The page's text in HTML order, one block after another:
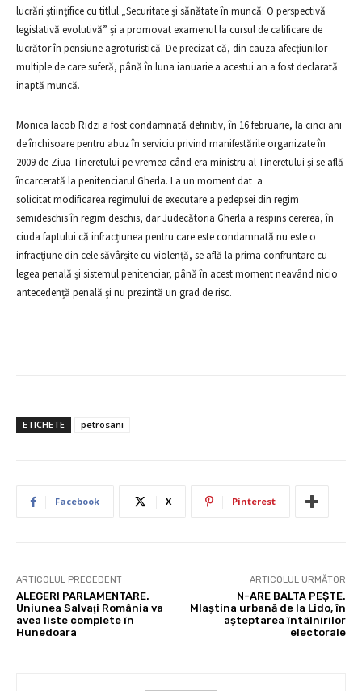
lucrări științifice cu titlul „Securitate și sănătate în muncă: O perspectivă
legislativă evolutivă” și a promovat examenul la cursul de calificare de
lucrător în pensiune agroturistică. De precizat că, din cauza afecţiunilor
multiple de care suferă, până în luna ianuarie a acestui an a fost declarată
inaptă muncă.
Monica Iacob Ridzi a fost condamnată definitiv, în 16 februarie, la cinci ani
de închisoare pentru abuz în serviciu privind manifestările organizate în
2009 de Ziua Tineretului pe vremea când era ministru al Tineretului şi se află
încarcerată la penitenciarul Gherla. La un moment dat a
solicitat modificarea regimului de executare a pedepsei din regim
semideschis în regim deschis, dar Judecătoria Gherla a respins cererea, în
ciuda faptului că infracțiunea pentru care este condamnată nu este o
infracțiune din cele săvârșite cu violență, se află la prima confruntare cu
legea penală și sistemul penitenciar, până în acest moment neavând nicio
antecedență penală și nu prezintă un grad de risc.
ETICHETE petrosani
Facebook X Pinterest
ARTICOLUL PRECEDENT
ALEGERI PARLAMENTARE.
Uniunea Salvaţi România va
avea liste complete în
Hunedoara
ARTICOLUL URMĂTOR
N-ARE BALTA PEŞTE.
Mlaştina urbană de la Lido, în
aşteptarea întâlnirilor
electorale